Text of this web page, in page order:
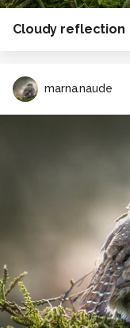
Cloudy reflection
marna.naude